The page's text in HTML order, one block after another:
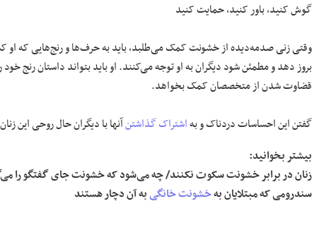
گوش کنید، باور کنید، حمایت کنید
وقتی زنی صدمه‌دیده از خشونت کمک می‌طلبد، باید به حرف‌ها و رنج‌هایی که او
بروز دهد و مطمئن شود دیگران به او توجه می‌کنند. او باید بتواند داستان رنج
قضاوت شدن از متخصصان کمک بخواهد.
گفتن این احساسات دردناک و به‌اشتراک گذاشتنآنها با دیگران حال روحی این
بیشتر بخوانید:
زنان در برابر خشونت سکوت نکنند/ چه می‌شود که خشونت جای گفتگو را
سندرومی که مبتلایان بهخشونت خانگیبه آن دچار هستند